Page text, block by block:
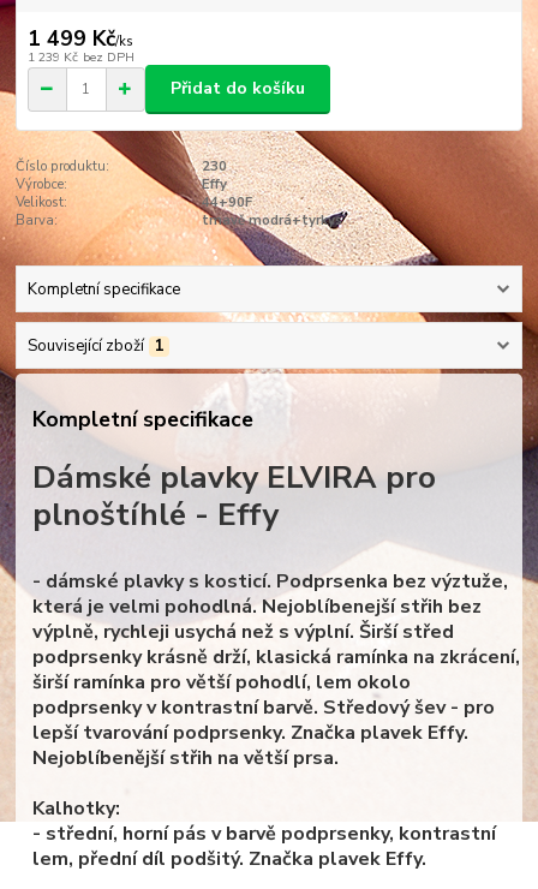
1 499 Kč/ks
1 239 Kč bez DPH
Přidat do košíku
Číslo produktu:
230
Výrobce:
Effy
Velikost:
44+90F
Barva:
tmavě modrá+tyrkys
Kompletní specifikace
Související zboží 1
Kompletní specifikace
Dámské plavky ELVIRA pro
plnoštíhlé - Effy
- dámské plavky s kosticí. Podprsenka bez výztuže,
která je velmi pohodlná. Nejoblíbenejší střih bez
výplně, rychleji usychá než s výplní. Širší střed
podprsenky krásně drží, klasická ramínka na zkrácení,
širší ramínka pro větší pohodlí, lem okolo
podprsenky v kontrastní barvě. Středový šev - pro
lepší tvarování podprsenky. Značka plavek Effy.
Nejoblíbenější střih na větší prsa.
Kalhotky:
- střední, horní pás v barvě podprsenky, kontrastní
lem, přední díl podšitý. Značka plavek Effy.